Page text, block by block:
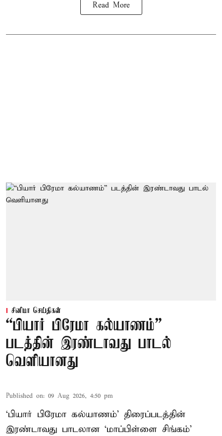
Read More
சினிமா செய்திகள்
“பியார் பிரேமா கல்யாணம்”
படத்தின் இரண்டாவது பாடல்
வெளியானது
Published on: 09 Aug 2026, 4:50 pm
‘பியார் பிரேமா கல்யாணம்’ திரைப்படத்தின்
இரண்டாவது பாடலான ‘மாப்பிள்ளை சிங்கம்’